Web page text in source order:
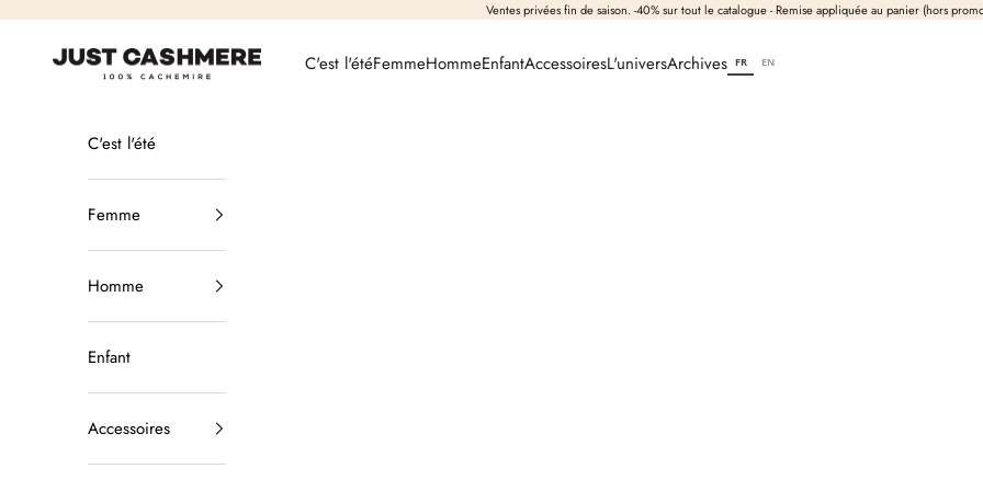
Ventes privées fin de saison. -40% sur tout le catalogue - Remise appliquée au panier (hors
Just Cashmere C'est l'étéFemmeHommeEnfantAccessoiresL'universArchives FR EN
C'est l'été
Femme
Homme
Enfant
Accessoires